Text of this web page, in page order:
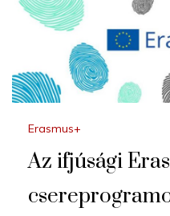
Erasmus+
Az ifjúsági